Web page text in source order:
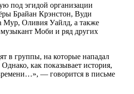
под эгидой организации
Брайан Крэнстон, Вуди
Мур, Оливия Уайлд, а также
Моби и ряд других
в группы, на которые нападал
как показывает история,
— говорится в письме